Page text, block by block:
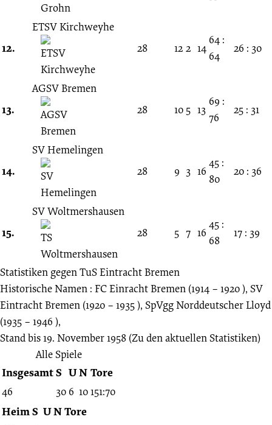
12.
ETSV Kirchweyhe
28
12 2 14
64 :
64
26 : 30
13.
AGSV Bremen
28
10 5 13
69 :
76
25 : 31
14.
SV Hemelingen
28
9 3 16
45 :
80
20 : 36
15.
SV Woltmershausen
28
5 7 16
45 :
68
17 : 39
Statistiken gegenTuS Eintracht Bremen
Historische Namen : FC Einracht Bremen (1914 – 1920 ), SV
Eintracht Bremen (1920 – 1935 ), SpVgg Norddeutscher Lloyd
(1935 – 1946 ),
Stand bis 19. November 1958 (Zu den aktuellen Statistiken)
Alle Spiele
InsgesamtS UN Tore
46 30 6 10151:70
HeimS UNTore